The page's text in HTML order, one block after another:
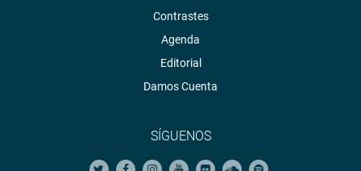
Contrastes
Agenda
Editorial
Damos Cuenta
SÍGUENOS